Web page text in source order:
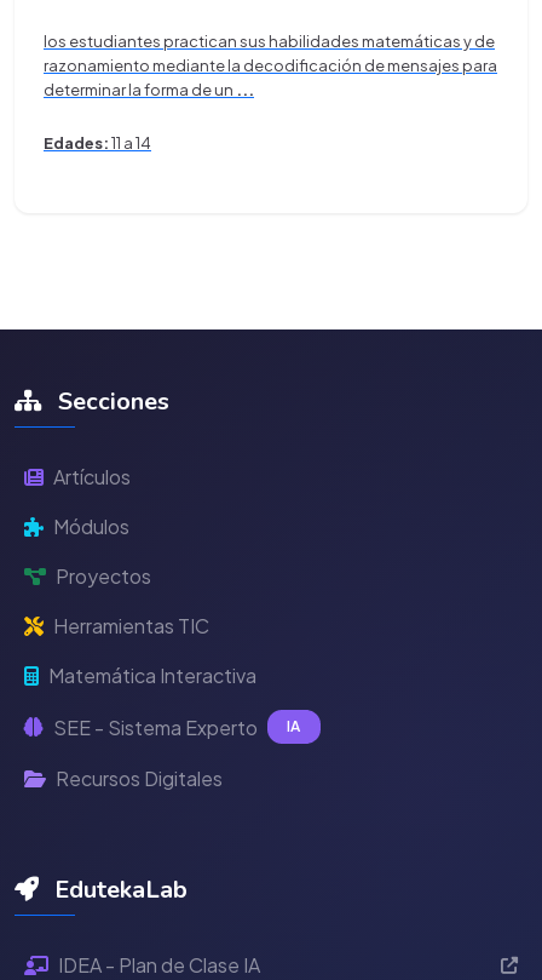
los estudiantes practican sus habilidades matemáticas y de
razonamiento mediante la decodificación de mensajes para
determinar la forma de un ...
Edades:11 a 14
Secciones
Artículos
Módulos
Proyectos
Herramientas TIC
Matemática Interactiva
SEE - Sistema Experto IA
Recursos Digitales
EdutekaLab
IDEA - Plan de Clase IA